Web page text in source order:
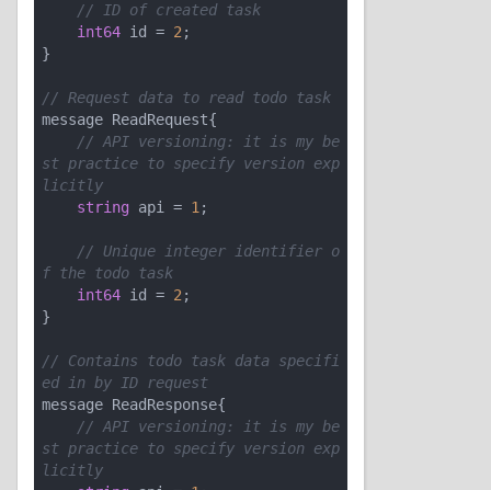
// ID of created task
int64 id = 2;
}
// Request data to read todo task
message ReadRequest{
// API versioning: it is my be
st practice to specify version exp
licitly
string api = 1;
// Unique integer identifier o
f the todo task
int64 id = 2;
}
// Contains todo task data specifi
ed in by ID request
message ReadResponse{
// API versioning: it is my be
st practice to specify version exp
licitly